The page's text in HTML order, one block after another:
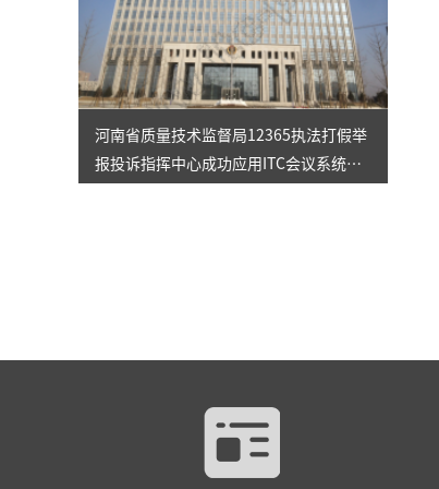
河南省质量技术监督局12365执法打假举
报投诉指挥中心成功应用ITC会议系统解